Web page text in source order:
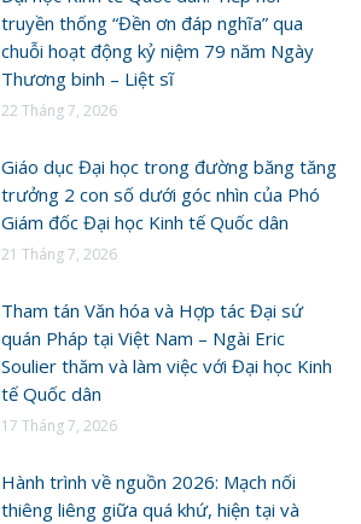
truyền thống “Đền ơn đáp nghĩa” qua
chuỗi hoạt động kỷ niệm 79 năm Ngày
Thương binh – Liệt sĩ
22 Tháng 7, 2026
Giáo dục Đại học trong đường băng tăng
trưởng 2 con số dưới góc nhìn của Phó
Giám đốc Đại học Kinh tế Quốc dân
21 Tháng 7, 2026
Tham tán Văn hóa và Hợp tác Đại sứ
quán Pháp tại Việt Nam – Ngài Eric
Soulier thăm và làm việc với Đại học Kinh
tế Quốc dân
17 Tháng 7, 2026
Hành trình về nguồn 2026: Mạch nối
thiêng liêng giữa quá khứ, hiện tại và